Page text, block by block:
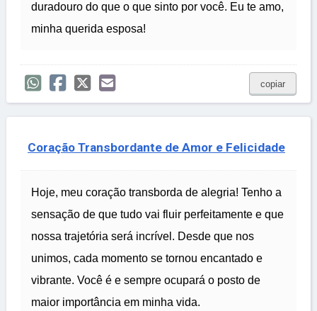
duradouro do que o que sinto por você. Eu te amo,
minha querida esposa!
copiar
Coração Transbordante de Amor e Felicidade
Hoje, meu coração transborda de alegria! Tenho a
sensação de que tudo vai fluir perfeitamente e que
nossa trajetória será incrível. Desde que nos
unimos, cada momento se tornou encantado e
vibrante. Você é e sempre ocupará o posto de
maior importância em minha vida.